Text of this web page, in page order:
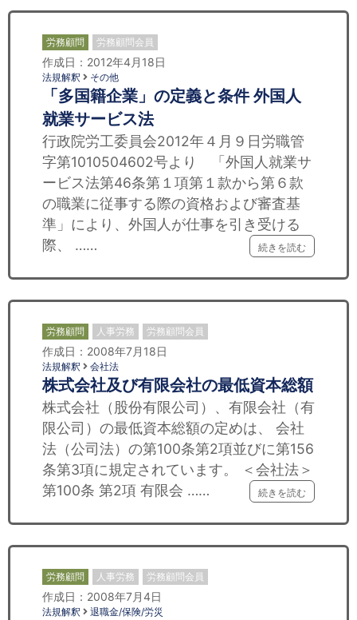
労務顧問 労務顧問会員
作成日：2012年4月18日
法規解釈 その他
「多国籍企業」の定義と条件 外国人
就業サービス法
行政院労工委員会2012年４月９日労職管
字第1010504602号より 「外国人就業サ
ービス法第46条第１項第１款から第６款
の職業に従事する際の資格および審査基
準」により、外国人が仕事を引き受ける
際、 ……
続きを読む
労務顧問 人事労務 労務顧問会員
作成日：2008年7月18日
法規解釈 会社法
株式会社及び有限会社の最低資本総額
株式会社（股份有限公司）、有限会社（有
限公司）の最低資本総額の定めは、 会社
法（公司法）の第100条第2項並びに第156
条第3項に規定されています。 ＜会社法＞
第100条 第2項 有限会 ……
続きを読む
労務顧問 人事労務 労務顧問会員
作成日：2008年7月4日
法規解釈 退職金/保険/労災